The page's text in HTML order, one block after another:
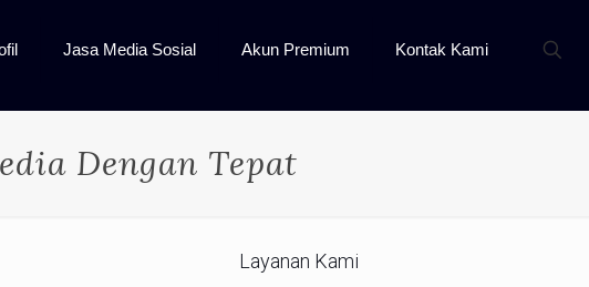
Jasa Media Sosial Akun Premium Kontak Kami
Dengan Tepat
Layanan Kami